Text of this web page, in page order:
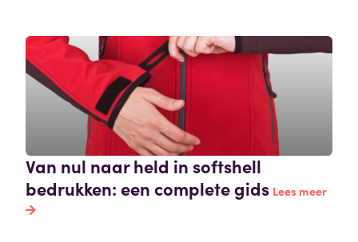
Van nul naar held in softshell
bedrukken: een complete gids Lees meer